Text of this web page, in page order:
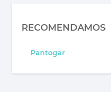
RECOMENDAMOS
Pantogar